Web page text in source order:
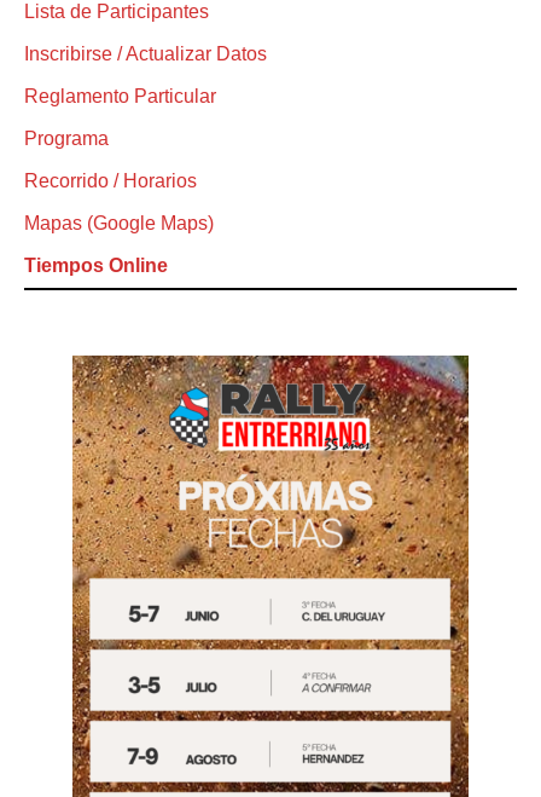
Lista de Participantes
Inscribirse / Actualizar Datos
Reglamento Particular
Programa
Recorrido / Horarios
Mapas (Google Maps)
Tiempos Online